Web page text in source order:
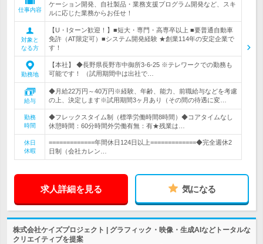
仕事内容
ケーション開発、自社製品・業務支援プログラム開発など、スキ
ルに応じた業務からお任せ！
対象と
なる方
【U・Iターン歓迎！】■短大・専門・高専卒以上 ■要普通自動車
免許（AT限定可）■システム開発経験 ★創業114年の安定企業で
す！
勤務地
【本社】 ◆長野県長野市中御所3-6-25 ※テレワークでの勤務も
可能です！ （試用期間中は出社で…
給与
◆月給22万円～40万円※経験、年齢、能力、前職給与などを考慮
の上、決定します※試用期間3ヶ月あり（その間の待遇に変…
勤務
時間
◆フレックスタイム制（標準労働時間8時間）◆コアタイムなし
休憩時間：60分時間外労働有無：有★残業は…
休日
休暇
=============年間休日124日以上=============◆完全週休2
日制（会社カレン…
求人詳細を見る 気になる
株式会社ケイズプロジェクト | グラフィック・映像・生成AIなどトータルな
クリエイティブを提案